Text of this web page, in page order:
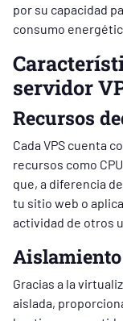
por su capacidad
consumo
servidor
Recursos
Cada VPS cuenta
recursos como
que, a diferencia
tu sitio web o
actividad de otros
Gracias a la
aislada,